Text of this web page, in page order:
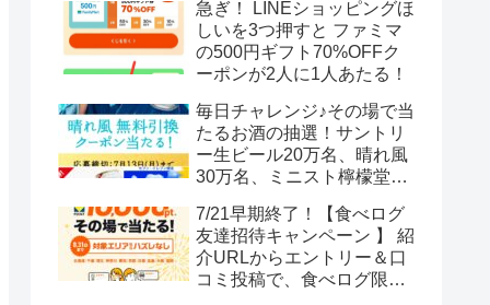
急ぎ！ LINEショッピングほ
しいを3つ押すと ファミマ
の500円ギフト70%OFFク
ーポンが2人に1人あたる！
毎日チャレンジ♪その場で当
たるお酒の抽選！サントリ
ー生ビール20万名、晴れ風
30万名、ミニスト檸檬堂2
ボール12.3万名
7/21早期終了！【食べログ
友達招待キャンペーン 】 紹
介URLからエントリー＆口
コミ投稿で、食べログ限定